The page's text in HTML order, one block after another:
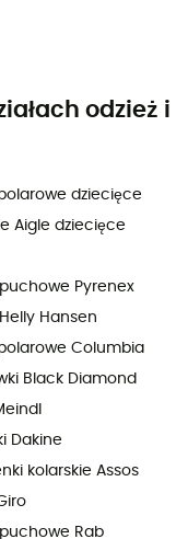
odzież i
dziecięce
Aigle dziecięce
Pyrenex
Hansen
Columbia
Black Diamond
Dakine
kolarskie Assos
Rab